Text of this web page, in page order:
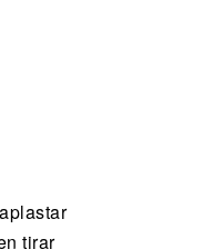
tirar